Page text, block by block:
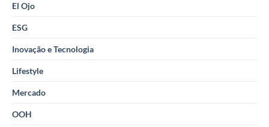
El Ojo
ESG
Inovação e Tecnologia
Lifestyle
Mercado
OOH